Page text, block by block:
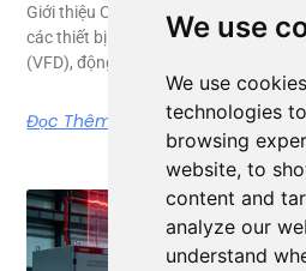
We use
We use
technologies
browsing
website, to
content and
analyze our
understand
Giới thiệu Các cơ sở công nghiệp hiện
các thiết bị điện phi tuyến như bộ
(VFD), động cơ servo, Hệ thống UPS,
Đọc Thêm